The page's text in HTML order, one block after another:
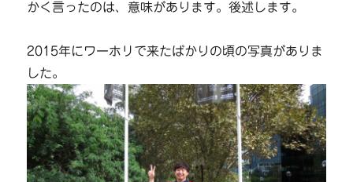
かく言ったのは、意味があります。後述します。
2015年にワーホリで来たばかりの頃の写真がありま
した。